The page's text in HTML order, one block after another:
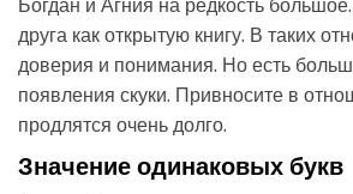
Богдан и Агния на редкость
друга как открытую книгу. В таких
доверия и понимания. Но есть
появления скуки. Привносите в
продлятся очень долго.
Значение одинаковых букв